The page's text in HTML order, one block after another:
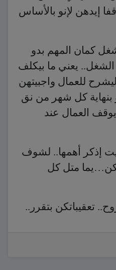
إيدهن لإنو بالأساس
كمان المهم بدو
يعني ما بيكلف
للعمال واجبيتهن
كل شهر من نق
العمال عند
إذكر أهمها.. لشوف
متل كل
تعقيباتكن بتقرر..